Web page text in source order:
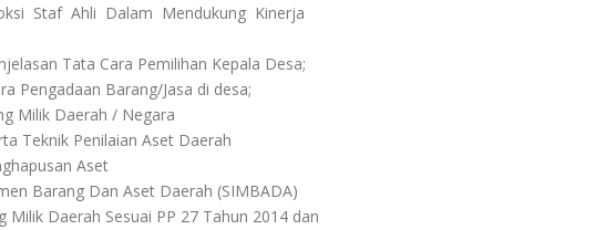
Staf Ahli Dalam Mendukung Kinerja
Tata Cara Pemilihan Kepala Desa;
Pengadaan Barang/Jasa di desa;
Milik Daerah / Negara
Teknik Penilaian Aset Daerah
Aset
Barang Dan Aset Daerah (SIMBADA)
Daerah Sesuai PP 27 Tahun 2014 dan